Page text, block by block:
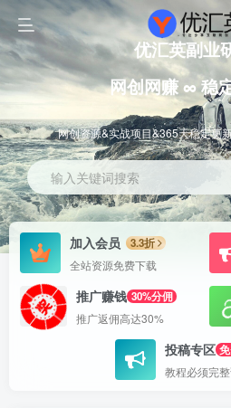
优汇英副业
网创网赚 ∞ 稳
网创资源&实战项目&365天稳定更
输入关键词搜索
加入会员
3.3折
全站资源免费下载
推广赚钱 30%分佣
推广返佣高达30%
投稿专区
教程必须完整